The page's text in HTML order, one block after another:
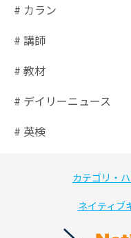
# カラン
# 講師
# 教材
# デイリーニュース
# 英検
カテゴリ・
ネイティブ